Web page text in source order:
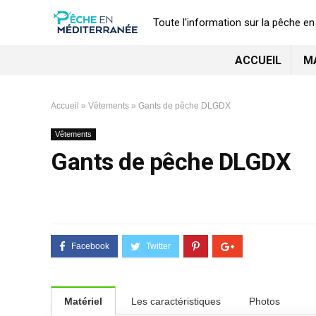
Toute l'information sur la pêche
ACCUEIL
Accueil » Vêtements » Gants de pêche DLGDX
Vêtements
Gants de pêche DLGDX
Matériel Les caractéristiques Photos